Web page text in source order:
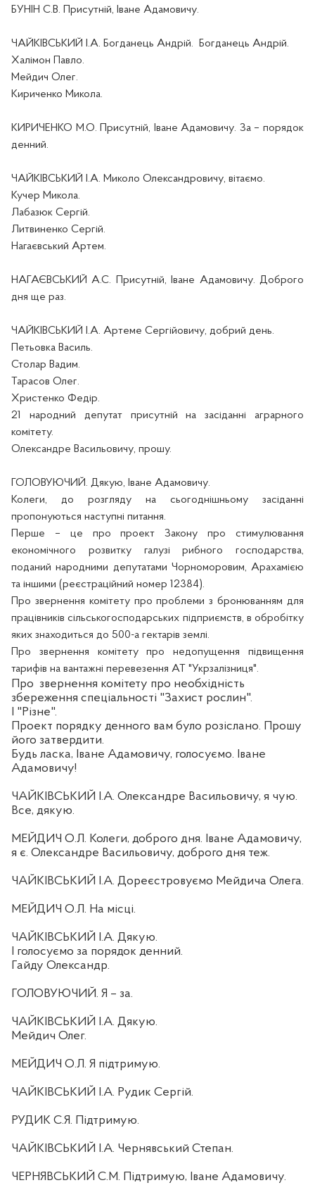
БУНІН С.В. Присутній, Іване Адамовичу.
ЧАЙКІВСЬКИЙ І.А. Богданець Андрій.
Богданець Андрій.
Халімон Павло.
Мейдич Олег.
Кириченко Микола.
КИРИЧЕНКО М.О. Присутній, Іване Адамовичу. За – порядок
денний.
ЧАЙКІВСЬКИЙ І.А. Миколо Олександровичу, вітаємо.
Кучер Микола.
Лабазюк Сергій.
Литвиненко Сергій.
Нагаєвський Артем.
НАГАЄВСЬКИЙ А.С. Присутній, Іване Адамовичу. Доброго
дня ще раз.
ЧАЙКІВСЬКИЙ І.А. Артеме Сергійовичу, добрий день.
Петьовка Василь.
Столар Вадим.
Тарасов Олег.
Христенко Федір.
21 народний депутат присутній на засіданні аграрного
комітету.
Олександре Васильовичу, прошу.
ГОЛОВУЮЧИЙ. Дякую, Іване Адамовичу.
Колеги, до розгляду на сьогоднішньому засіданні
пропонуються наступні питання.
Перше – це про проект Закону про стимулювання
економічного розвитку галузі рибного господарства,
поданий народними депутатами Чорноморовим, Арахамією
та іншими (реєстраційний номер 12384).
Про звернення комітету про проблеми з бронюванням для
працівників сільськогосподарських підприємств, в обробітку
яких знаходиться до 500-а гектарів землі.
Про звернення комітету
про недопущення підвищення
тарифів на вантажні перевезення АТ "Укрзалізниця".
Про звернення комітету про необхідність
збереження спеціальності "Захист рослин".
І "Різне".
Проект порядку денного вам було розіслано. Прошу
його затвердити.
Будь ласка, Іване Адамовичу, голосуємо. Іване
Адамовичу!
ЧАЙКІВСЬКИЙ І.А. Олександре Васильовичу, я чую.
Все, дякую.
МЕЙДИЧ О.Л. Колеги, доброго дня. Іване Адамовичу,
я є. Олександре Васильовичу, доброго дня теж.
ЧАЙКІВСЬКИЙ І.А. Дореєстровуємо Мейдича Олега.
МЕЙДИЧ О.Л. На місці.
ЧАЙКІВСЬКИЙ І.А. Дякую.
І голосуємо за порядок денний.
Гайду Олександр.
ГОЛОВУЮЧИЙ. Я – за.
ЧАЙКІВСЬКИЙ І.А. Дякую.
Мейдич Олег.
МЕЙДИЧ О.Л. Я підтримую.
ЧАЙКІВСЬКИЙ І.А. Рудик Сергій.
РУДИК С.Я. Підтримую.
ЧАЙКІВСЬКИЙ І.А. Чернявський Степан.
ЧЕРНЯВСЬКИЙ С.М. Підтримую, Іване Адамовичу.